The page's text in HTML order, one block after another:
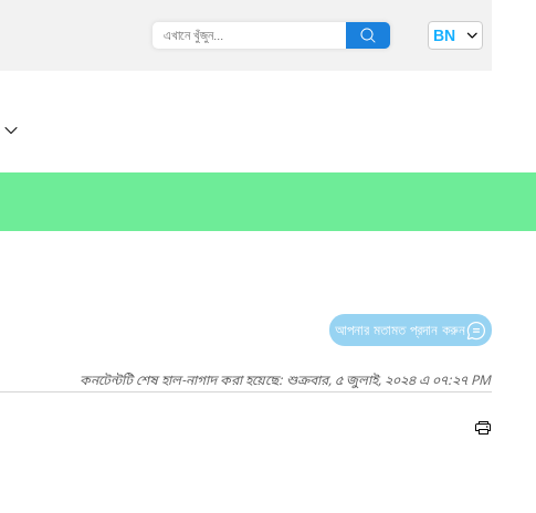
BN
আপনার মতামত প্রদান করুন
কনটেন্টটি শেষ হাল-নাগাদ করা হয়েছে: শুক্রবার, ৫ জুলাই, ২০২৪ এ ০৭:২৭ PM